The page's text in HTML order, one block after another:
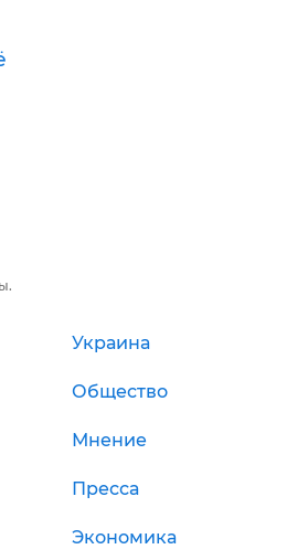
Украина
Общество
Мнение
Пресса
Экономика